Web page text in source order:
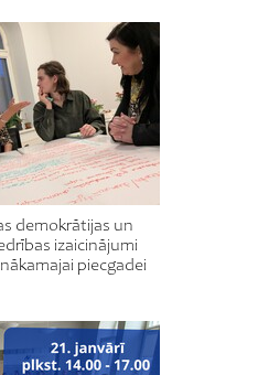
demokrātijas un
izaicinājumi
piecgadei